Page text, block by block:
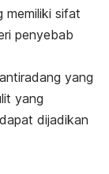
memiliki sifat
penyebab
yang
yang
dijadikan